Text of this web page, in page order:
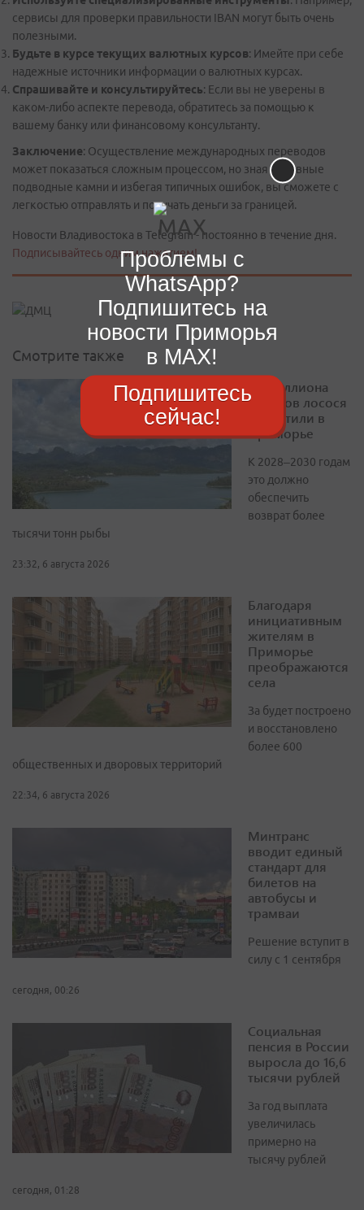
сервисы для проверки правильности IBAN могут быть очень
полезными.
Будьте в курсе текущих валютных курсов: Имейте при себе
надежные источники информации о валютных курсах.
Спрашивайте и консультируйтесь: Если вы не уверены в
каком-либо аспекте перевода, обратитесь за помощью к
вашему банку или финансовому консультанту.
Заключение: Осуществление международных переводов
может показаться сложным процессом, но зная основные
подводные камни и избегая типичных ошибок, вы сможете с
легкостью отправлять и получать деньги за границей.
Новости Владивостока в Telegram - постоянно в течение дня.
Подписывайтесь одним нажатием!
Смотрите также
54 миллиона
мальков лосося
выпустили в
Приморье
К 2028–2030 годам
это должно
обеспечить
возврат более
тысячи тонн рыбы
23:32, 6 августа 2026
Благодаря
инициативным
жителям в
Приморье
преображаются
села
За будет построено
и восстановлено
более 600
общественных и дворовых территорий
22:34, 6 августа 2026
Минтранс
вводит единый
стандарт для
билетов на
автобусы и
трамваи
Решение вступит в
силу с 1 сентября
сегодня, 00:26
Социальная
пенсия в России
выросла до 16,6
тысячи рублей
За год выплата
увеличилась
примерно на
тысячу рублей
сегодня, 01:28
Проблемы с
WhatsApp?
Подпишитесь на
новости Приморья
в MAX!
Подпишитесь
сейчас!